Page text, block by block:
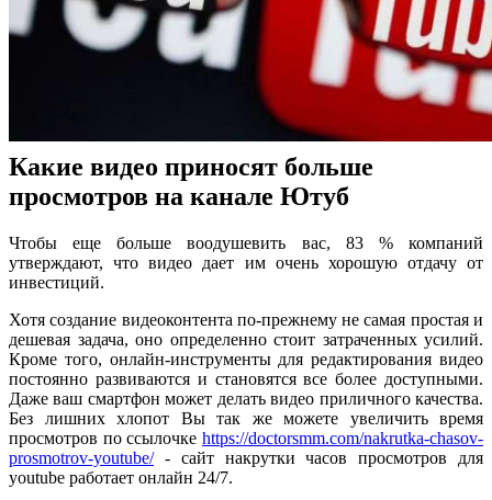
Какие видео приносят больше
просмотров на канале Ютуб
Чтобы еще больше воодушевить вас, 83 % компаний
утверждают, что видео дает им очень хорошую отдачу от
инвестиций.
Хотя создание видеоконтента по-прежнему не самая простая и
дешевая задача, оно определенно стоит затраченных усилий.
Кроме того, онлайн-инструменты для редактирования видео
постоянно развиваются и становятся все более доступными.
Даже ваш смартфон может делать видео приличного качества.
Без лишних хлопот Вы так же можете увеличить время
просмотров по ссылочке https://doctorsmm.com/nakrutka-chasov-
prosmotrov-youtube/- сайт накрутки часов просмотров для
youtube работает онлайн 24/7.